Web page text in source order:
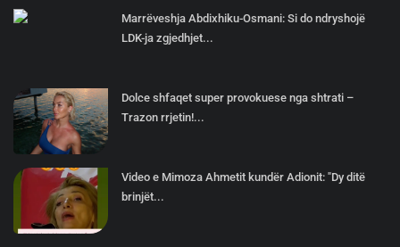
Marrëveshja Abdixhiku-Osmani: Si do ndryshojë
LDK-ja zgjedhjet...
Dolce shfaqet super provokuese nga shtrati –
Trazon rrjetin!...
Video e Mimoza Ahmetit kundër Adionit: "Dy ditë
brinjët...